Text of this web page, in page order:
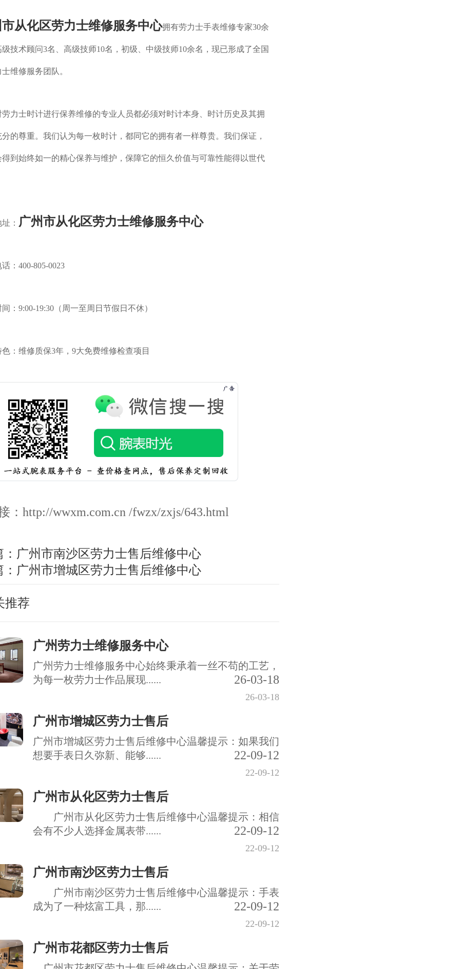
市从化区劳力士维修服务中心拥有劳力士手表维修专家30余
技术顾问3名、高级技师10名，初级、中级技师10余名，现已形成了全国
维修服务团队。
士时计进行保养维修的专业人员都必须对时计本身、时计历史及其拥
的尊重。我们认为每一枚时计，都同它的拥有者一样尊贵。我们保证，
到始终如一的精心保养与维护，保障它的恒久价值与可靠性能得以世代
： 广州市从化区劳力士维修服务中心
400-805-0023
9:00-19:30（周一至周日节假日不休）
维修质保3年，9大免费维修检查项目
：http://wwxm.com.cn /fwzx/zxjs/643.html
广州市南沙区劳力士售后维修中心
广州市增城区劳力士售后维修中心
推荐
广州劳力士维修服务中心
广州劳力士维修服务中心始终秉承着一丝不苟的工艺，
为每一枚劳力士作品展现......
26-03-18
26-03-18
广州市增城区劳力士售后
广州市增城区劳力士售后维修中心温馨提示：如果我们
想要手表日久弥新、能够......
22-09-12
22-09-12
广州市从化区劳力士售后
广州市从化区劳力士售后维修中心温馨提示：相信
会有不少人选择金属表带......
22-09-12
22-09-12
广州市南沙区劳力士售后
广州市南沙区劳力士售后维修中心温馨提示：手表
成为了一种炫富工具，那......
22-09-12
22-09-12
广州市花都区劳力士售后